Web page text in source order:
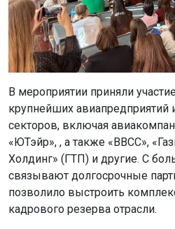
В мероприятии приняли
крупнейших
секторов, включая
«ЮТэйр», , а также «ВВСС»,
Холдинг» (ГТП) и другие. С
связывают долгосрочные
позволило выстроить
кадрового резерва отрасли.